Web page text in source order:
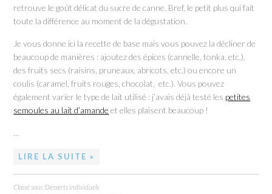
retrouve le goût délicat du sucre de canne. Bref, le petit plus qui fait
toute la différence au moment de la dégustation.
Je vous donne ici la recette de base mais vous pouvez la décliner de
beaucoup de manières : ajoutez des épices (cannelle, tonka, etc.),
des fruits secs (raisins, pruneaux, abricots, etc.) ou encore un
coulis (caramel, fruits rouges, chocolat, etc.). Vous pouvez
également varier le type de lait utilisé : j’avais déjà testé les petites
semoules au lait d’amande et elles plaisent beaucoup !
…
LIRE LA SUITE »
Classé sous :Desserts individuels